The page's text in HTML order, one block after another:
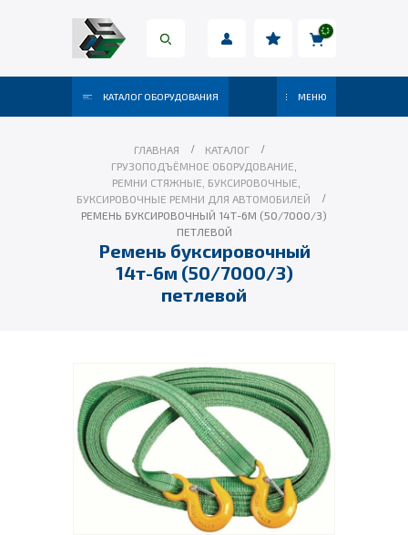
КАТАЛОГ ОБОРУДОВАНИЯ МЕНЮ
ГЛАВНАЯ
КАТАЛОГ
ГРУЗОПОДЪЁМНОЕ ОБОРУДОВАНИЕ
РЕМНИ СТЯЖНЫЕ, БУКСИРОВОЧНЫЕ
БУКСИРОВОЧНЫЕ РЕМНИ ДЛЯ АВТОМОБИЛЕЙ
РЕМЕНЬ БУКСИРОВОЧНЫЙ 14Т-6М (50/7000/3)
ПЕТЛЕВОЙ
Ремень буксировочный
14т-6м (50/7000/3)
петлевой